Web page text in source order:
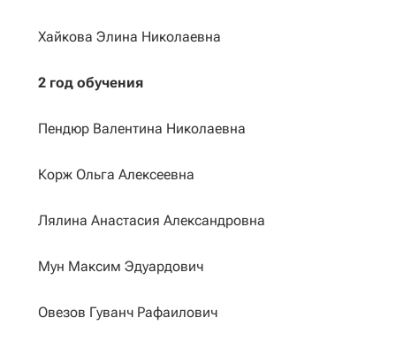
Хайкова Элина Николаевна
2 год обучения
Пендюр Валентина Николаевна
Корж Ольга Алексеевна
Лялина Анастасия Александровна
Мун Максим Эдуардович
Овезов Гуванч Рафаилович